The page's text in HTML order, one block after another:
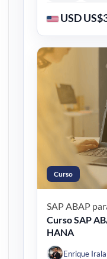
USD
Curso
SAP ABAP
Curso SAP
HANA
Enrique Irala